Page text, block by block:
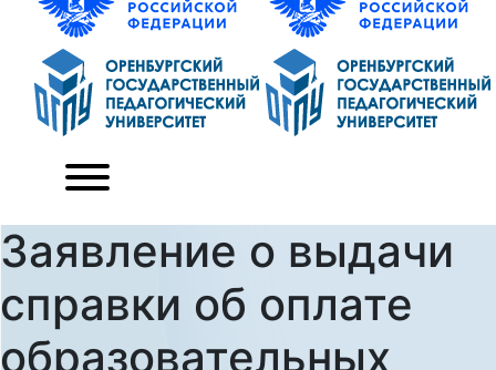
Заявление о выдачи
справки об оплате
образовательных